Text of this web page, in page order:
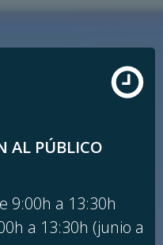
AL PÚBLICO
9:00h a 13:30h
a 13:30h (junio a